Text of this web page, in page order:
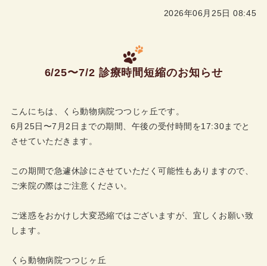
2026年06月25日 08:45
6/25〜7/2 診療時間短縮のお知らせ
こんにちは、くら動物病院つつじヶ丘です。
6月25日〜7月2日までの期間、午後の受付時間を17:30までと
させていただきます。
この期間で急遽休診にさせていただく可能性もありますので、
ご来院の際はご注意ください。
ご迷惑をおかけし大変恐縮ではございますが、宜しくお願い致
します。
くら動物病院つつじヶ丘